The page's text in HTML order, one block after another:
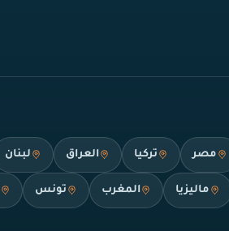
مصر تركيا العراق لبنان
ماليزيا المغرب تونس